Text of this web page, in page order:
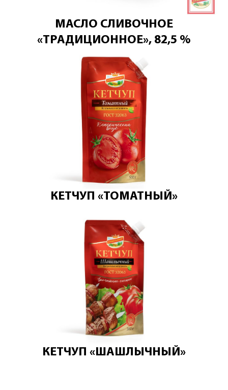
МАСЛО СЛИВОЧНОЕ
«ТРАДИЦИОННОЕ», 82,5 %
КЕТЧУП «ТОМАТНЫЙ»
КЕТЧУП «ШАШЛЫЧНЫЙ»